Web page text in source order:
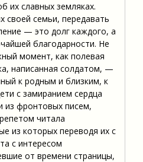
их славных земляках.
своей семьи, передавать
— это долг каждого, а
благодарности. Не
момент, как полевая
написанная солдатом, —
к родным и близким, к
с замиранием сердца
из фронтовых писем,
читала
из которых переводя их с
с интересом
от времени страницы,